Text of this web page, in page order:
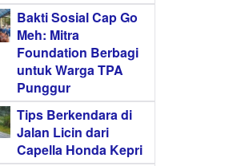
Bakti Sosial Cap Go
Meh: Mitra
Foundation Berbagi
untuk Warga TPA
Punggur
Tips Berkendara di
Jalan Licin dari
Capella Honda Kepri